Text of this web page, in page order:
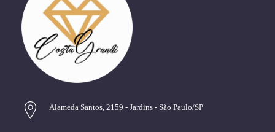
Alameda Santos, 2159 - Jardins - São Paulo/SP